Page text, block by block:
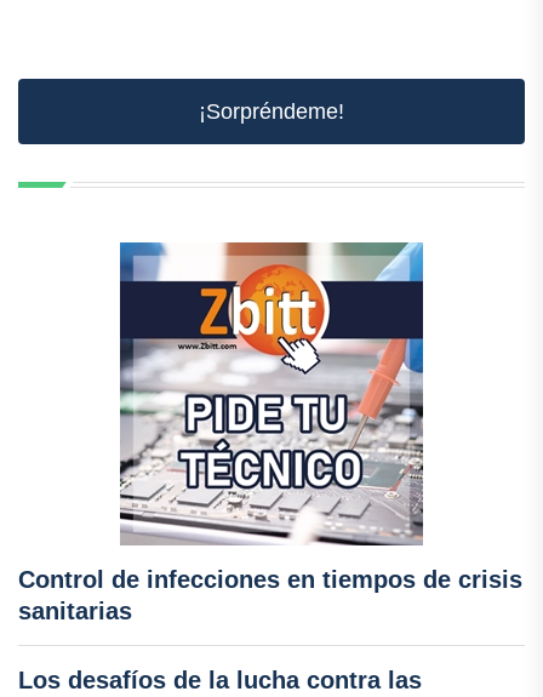
¡Sorpréndeme!
Control de infecciones en tiempos de crisis
sanitarias
Los desafíos de la lucha contra las